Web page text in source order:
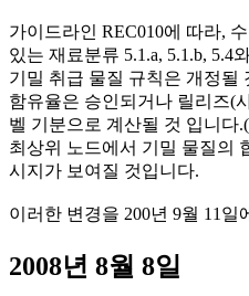
가이드라인 REC010에 따라,
있는 재료분류 5.1.a, 5.1.b, 5.4
기밀 취급 물질 규칙은 개정될
함유율은 승인되거나 릴리즈(
벨 기분으로 계산될 것 입니다
최상위 노드에서 기밀 물질의
시지가 보여질 것입니다.
이러한 변경을 200년 9월 11일
2008년 8월 8일